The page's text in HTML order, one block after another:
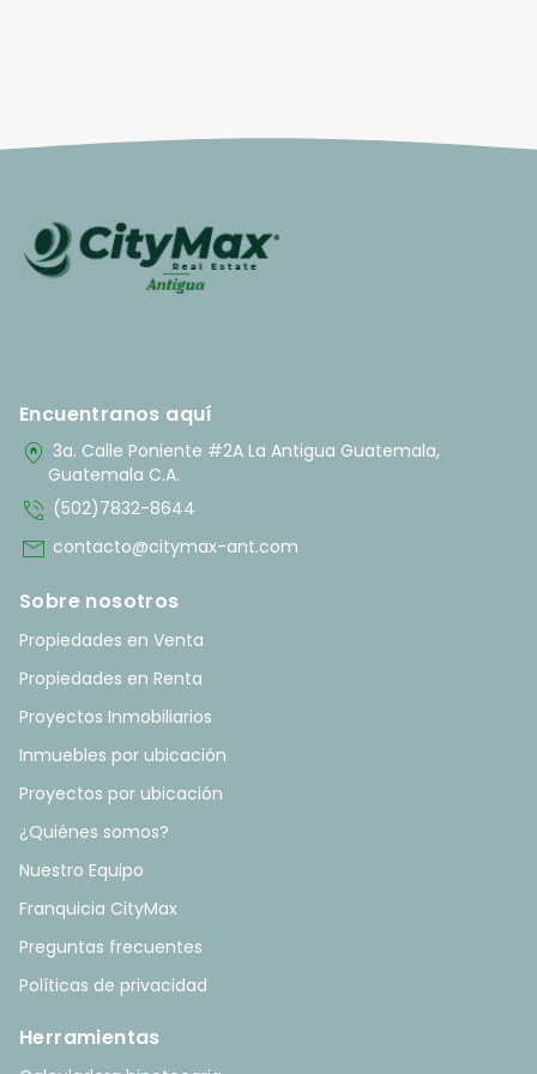
Encuentranos aquí
home_pin 3a. Calle Poniente #2A La Antigua Guatemala,
Guatemala C.A.
phone_in_talk (502)7832-8644
mail contacto@citymax-ant.com
Sobre nosotros
Propiedades en Venta
Propiedades en Renta
Proyectos Inmobiliarios
Inmuebles por ubicación
Proyectos por ubicación
¿Quiénes somos?
Nuestro Equipo
Franquicia CityMax
Preguntas frecuentes
Políticas de privacidad
Herramientas